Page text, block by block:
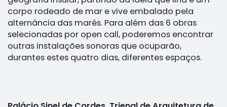
corpo rodeado de mar e vive embalado pela
alternância das marés. Para além das 6 obras
selecionadas por open call, poderemos encontrar
outras instalações sonoras que ocuparão,
durantes estes quatro dias, diferentes espaços.